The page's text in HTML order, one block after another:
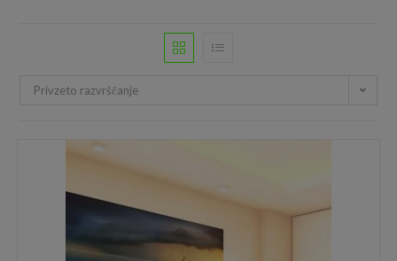
Privzeto razvrščanje